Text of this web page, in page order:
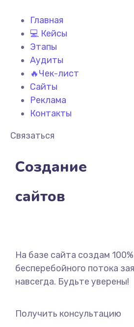
Главная
💻 Кейсы
Этапы
Аудиты
🔥Чек-лист
Сайты
Реклама
Контакты
Связаться
Создание
сайтов
На базе сайта создам
бесперебойного потока
навсегда. Будьте уверены!
Получить консультацию